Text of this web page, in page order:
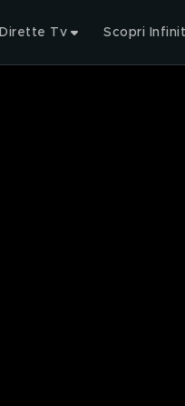
Dirette Tv Scopri